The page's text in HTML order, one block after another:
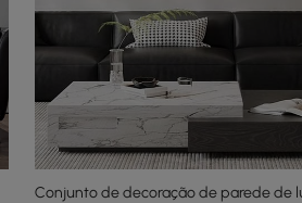
Conjunto de decoração de parede de